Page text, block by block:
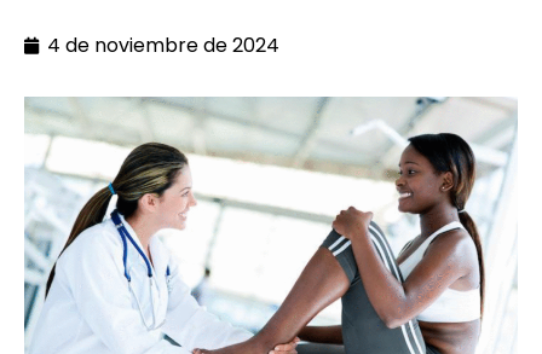
4 de noviembre de 2024